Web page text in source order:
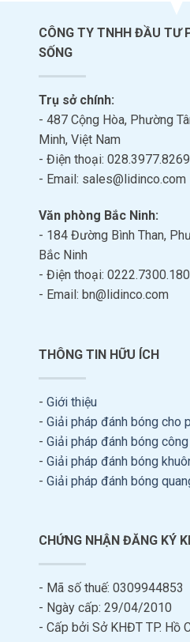
CÔNG TY TNHH ĐẦU TƯ
SỐNG
Trụ sở chính:
- 487 Cộng Hòa, Phường
Minh, Việt Nam
- Điện thoại:
- Email: sales@lidinco.com
Văn phòng Bắc Ninh:
- 184 Đường Bình Than,
Bắc Ninh
- Điện thoại: 0222.7300.180
- Email: bn@lidinco.com
THÔNG TIN HỮU ÍCH
- Giới thiệu
- Giải pháp đánh bóng cho
- Giải pháp đánh bóng
- Giải pháp đánh bóng
- Giải pháp đánh bóng
CHỨNG NHẬN ĐĂNG KÝ
- Mã số thuế: 0309944853
- Ngày cấp: 29/04/2010
- Cấp bởi Sở KHĐT TP. Hồ